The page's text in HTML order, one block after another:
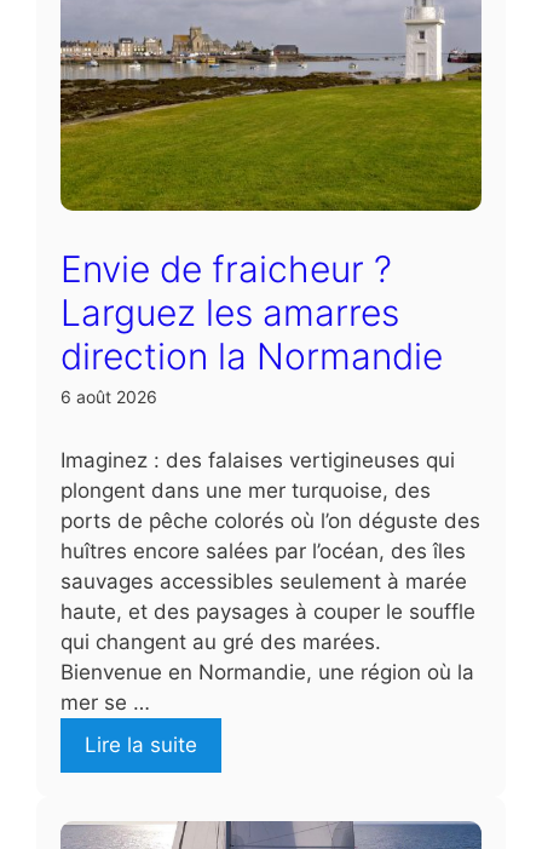
Envie de fraicheur ?
Larguez les amarres
direction la Normandie
6 août 2026
Imaginez : des falaises vertigineuses qui
plongent dans une mer turquoise, des
ports de pêche colorés où l’on déguste des
huîtres encore salées par l’océan, des îles
sauvages accessibles seulement à marée
haute, et des paysages à couper le souffle
qui changent au gré des marées.
Bienvenue en Normandie, une région où la
mer se …
Lire la suite